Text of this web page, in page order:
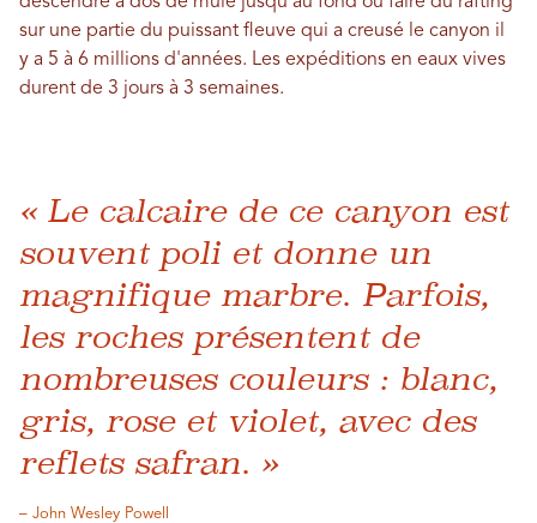
sur une partie du puissant fleuve qui a creusé le canyon il
y a 5 à 6 millions d'années. Les expéditions en eaux vives
durent de 3 jours à 3 semaines.
« Le calcaire de ce canyon est
souvent poli et donne un
magnifique marbre. Parfois,
les roches présentent de
nombreuses couleurs : blanc,
gris, rose et violet, avec des
reflets safran. »
– John Wesley Powell